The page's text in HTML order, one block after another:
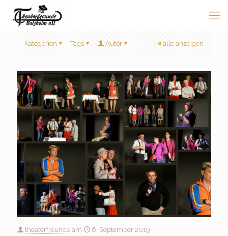
Kategorien Tags Autor alle anzeigen
theaterfreunde am
6. September 2019